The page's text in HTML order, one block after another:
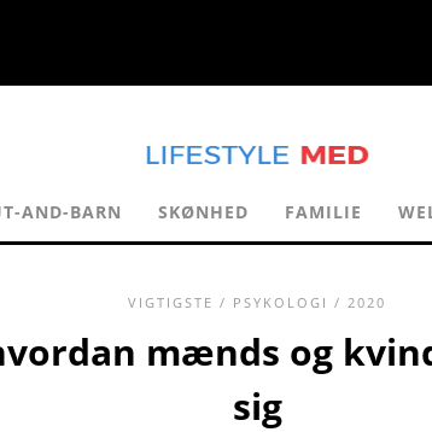
AND-BARN SKØNHED FAMILIE
VIGTIGSTE / PSYKOLOGI / 2020
mænds og
sig